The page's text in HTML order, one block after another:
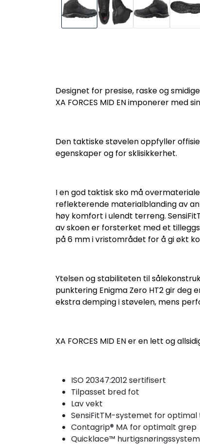
Designet for presise, raske og
XA FORCES MID EN imponerer
Den taktiske støvelen oppfyller
egenskaper og for sklisikkerhet.
I en god taktisk sko må
reflekterende materialblanding av
høy komfort i ulendt terreng.
av skoen er forsterket med et
på 6 mm i vristområdet for å gi økt
Ytelsen og stabiliteten til
punktering Enigma Zero HT2 gir deg
ekstra demping i støvelen, mens
XA FORCES MID EN er en lett og
ISO 20347:2012 sertifisert
Tilpasset bred fot
Lav vekt
SensiFitTM-systemet for optimal
Contagrip® MA for optimalt grep
Quicklace™ hurtigsnøringssystem